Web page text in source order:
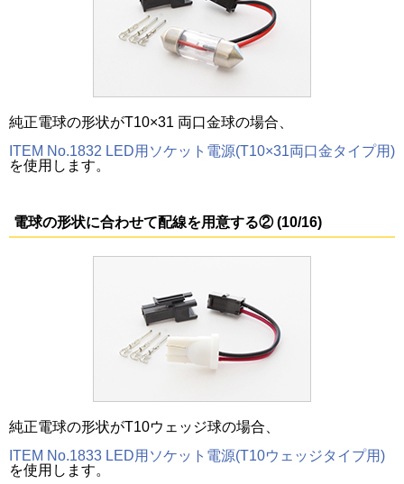
純正電球の形状がT10×31 両口金球の場合、
ITEM No.1832 LED用ソケット電源(T10×31両口金タイプ用)
を使用します。
電球の形状に合わせて配線を用意する② (10/16)
純正電球の形状がT10ウェッジ球の場合、
ITEM No.1833 LED用ソケット電源(T10ウェッジタイプ用)
を使用します。